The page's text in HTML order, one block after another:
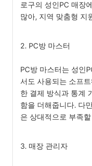
로구의 성인PC 매장
많아, 지역 맞춤형 지
2. PC방 마스터
PC방 마스터는 성인
서도 사용되는 소프
한 결제 방식과 통계
함을 더해줍니다. 다
은 상대적으로 부족
3. 매장 관리자